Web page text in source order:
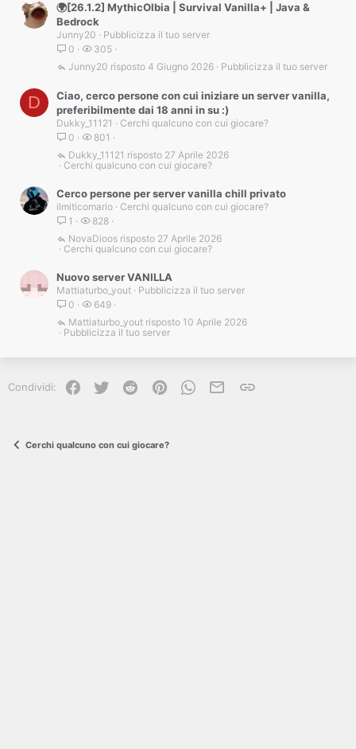
🌍[26.1.2] MythicOlbia | Survival Vanilla+ | Java &
Bedrock
Junny20
Pubblicizza il tuo server
0
305
Pubblicizza il tuo server
4 Giugno 2026
Junny20
D
Ciao, cerco persone con cui iniziare un server vanilla,
preferibilmente dai 18 anni in su :)
Dukky_11121
Cerchi qualcuno con cui giocare?
0
801
Cerchi qualcuno con cui giocare?
27 Aprile 2026
Dukky_11121
Cerco persone per server vanilla chill privato
ilmiticomario
Cerchi qualcuno con cui giocare?
1
828
Cerchi qualcuno con cui giocare?
27 Aprile 2026
NovaDioos
Nuovo server VANILLA
Mattiaturbo_yout
Pubblicizza il tuo server
0
649
Pubblicizza il tuo server
10 Aprile 2026
Mattiaturbo_yout
Condividi: Facebook
Twitter Reddit PinterestWhatsApp
e-mailLink
Cerchi qualcuno con cui giocare?